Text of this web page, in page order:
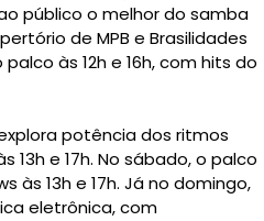
público o melhor do samba
de MPB e Brasilidades
às 12h e 16h, com hits do
potência dos ritmos
e 17h. No sábado, o palco
às 13h e 17h. Já no domingo,
eletrônica, com